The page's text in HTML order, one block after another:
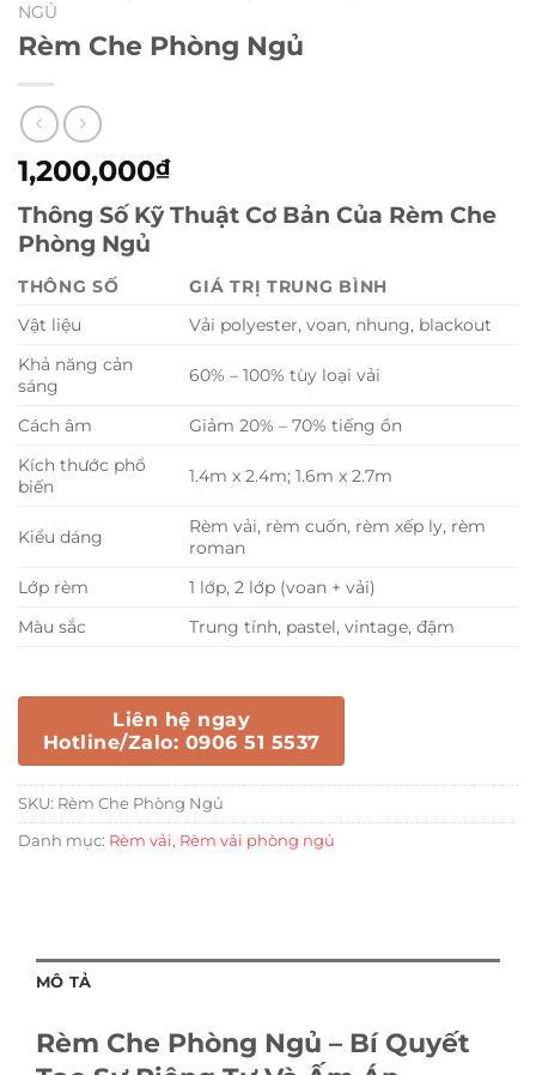
NGỦ
Rèm Che Phòng Ngủ
1,200,000₫
Thông Số Kỹ Thuật Cơ Bản Của Rèm Che
Phòng Ngủ
THÔNG SỐ
GIÁ TRỊ TRUNG BÌNH
Vật liệu
Vải polyester, voan, nhung, blackout
Khả năng cản
sáng
60% – 100% tùy loại vải
Cách âm
Giảm 20% – 70% tiếng ồn
Kích thước phổ
biến
1.4m x 2.4m; 1.6m x 2.7m
Kiểu dáng
Rèm vải, rèm cuốn, rèm xếp ly, rèm
roman
Lớp rèm
1 lớp, 2 lớp (voan + vải)
Màu sắc
Trung tính, pastel, vintage, đậm
Liên hệ ngay
Hotline/Zalo: 0906 51 5537
SKU: Rèm Che Phòng Ngủ
Danh mục: Rèm vải, Rèm vải phòng ngủ
MÔ TẢ
Rèm Che Phòng Ngủ – Bí Quyết